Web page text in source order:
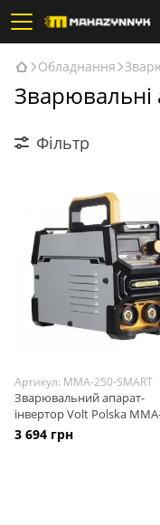
Обладнання
Зварювальні
Фільтр
Артикул: MMA-250-SMART
Зварювальний апарат-
інвертор Volt Polska
SMART
3 694 грн